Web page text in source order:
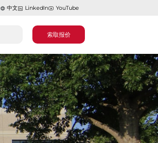
中文 LinkedIn YouTube
索取报价